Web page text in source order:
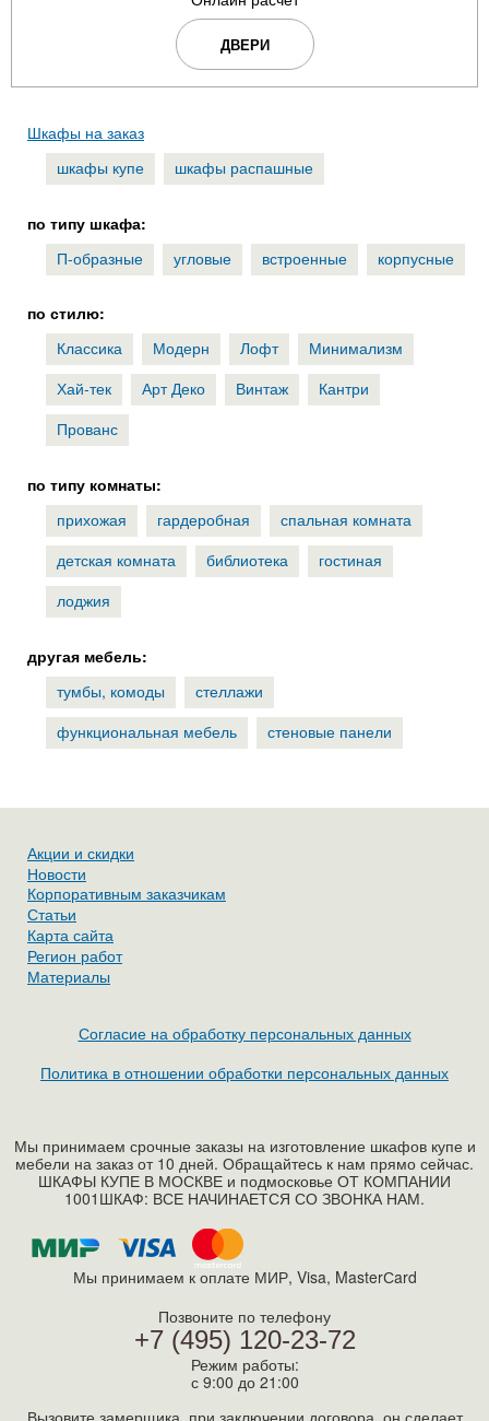
ДВЕРИ
Шкафы на заказ
шкафы купе
шкафы распашные
по типу шкафа:
П-образные
угловые встроенные корпусные
по стилю:
Классика
Модерн Лофт
Минимализм
Хай-тек
Арт Деко Винтаж
Кантри
Прованс
по типу комнаты:
прихожая
гардеробная
спальная комната
детская комната
библиотека
гостиная
лоджия
другая мебель:
тумбы, комоды
стеллажи
функциональная мебель
стеновые панели
Акции и скидки
Новости
Корпоративным заказчикам
Статьи
Карта сайта
Регион работ
Материалы
Согласие на обработку персональных данных
Политика в отношении обработки персональных данных
Мы принимаем срочные заказы на изготовление шкафов купе и
мебели на заказ от 10 дней. Обращайтесь к нам прямо сейчас.
ШКАФЫ КУПЕ В МОСКВЕ и подмосковье ОТ КОМПАНИИ
1001ШКАФ: ВСЕ НАЧИНАЕТСЯ СО ЗВОНКА НАМ.
Мы принимаем к оплате МИР, Visa, MasterСard
Позвоните по телефону
+7 (495) 120-23-72
Режим работы:
с 9:00 до 21:00
Вызовите замерщика, при заключении договора, он сделает